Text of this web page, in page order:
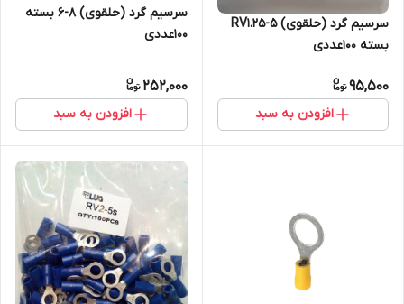
سرسیم گرد (حلقوی) RV1.25-5
بسته 100عددی
95,500
افزودن به سبد
سرسیم گرد (حلقوی) 8-6 بسته
100عددی
252,000
افزودن به سبد